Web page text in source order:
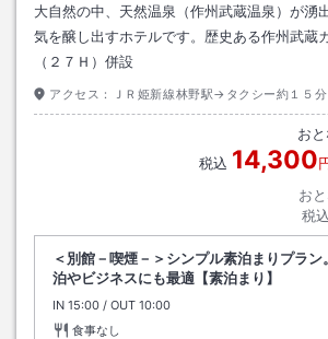
大自然の中、天然温泉（作州武蔵温泉）が湧
気を醸し出すホテルです。歴史ある作州武蔵
（２７Ｈ）併設
アクセス： ＪＲ姫新線林野駅→タクシー約１５分
お
税込 14,300
お
税込
＜別館－喫煙－＞シンプル素泊まりプラン
泊やビジネスにも最適【素泊まり】
IN チェックイン
15:00 / OUT チェックアウト
10:00
食事なし